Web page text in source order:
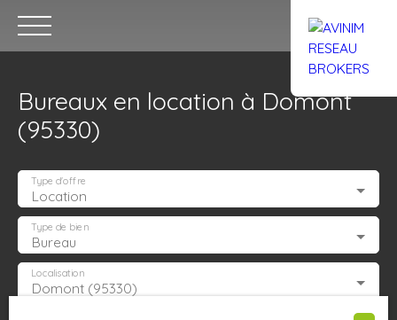
Accueil Acheter Trouver un
Estimation
Bureaux en location à Domont
(95330)
Location
Type d'offre
Bureau
Type de bien
Domont (95330)
Localisation